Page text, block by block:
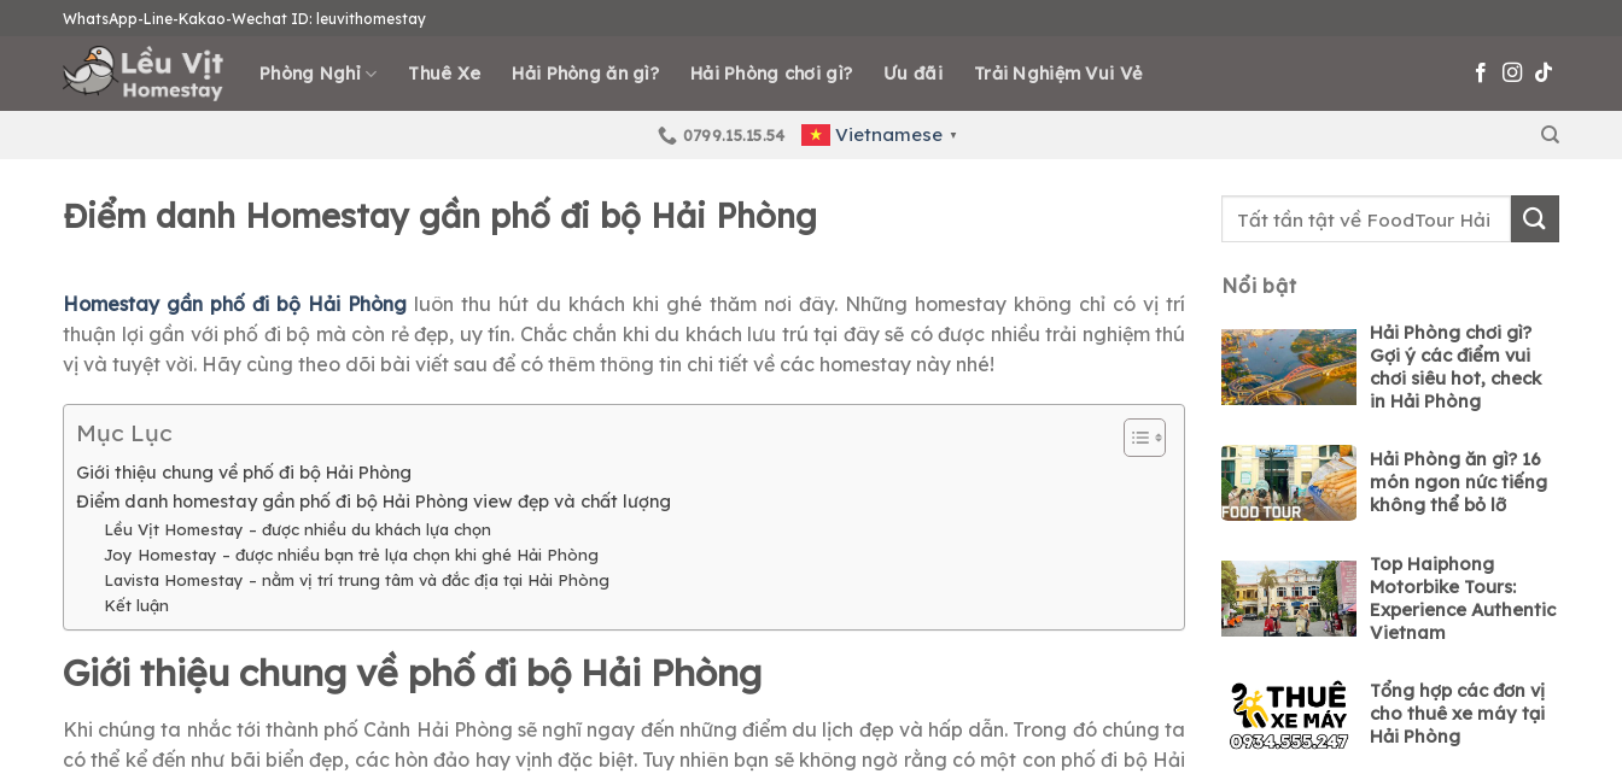
content
WhatsApp-Line-Kakao-Wechat ID: leuvithomestay
Phòng Nghỉ Thuê Xe Hải Phòng ăn gì? Hải Phòng chơi gì? Ưu đãi Trải Nghiệm Vui Vẻ
0799.15.15.54 Vietnamese ▼
Điểm danh Homestay gần phố đi bộ Hải Phòng
Homestay gần phố đi bộ Hải Phòng luôn thu hút du khách khi ghé thăm nơi đây. Những homestay không chỉ có vị trí
thuận lợi gần với phố đi bộ mà còn rẻ đẹp, uy tín. Chắc chắn khi du khách lưu trú tại đây sẽ có được nhiều trải nghiệm thú
vị và tuyệt vời. Hãy cùng theo dõi bài viết sau để có thêm thông tin chi tiết về các homestay này nhé!
Mục Lục
Giới thiệu chung về phố đi bộ Hải Phòng
Điểm danh homestay gần phố đi bộ Hải Phòng view đẹp và chất lượng
Lều Vịt Homestay – được nhiều du khách lựa chọn
Joy Homestay – được nhiều bạn trẻ lựa chọn khi ghé Hải Phòng
Lavista Homestay – nằm vị trí trung tâm và đắc địa tại Hải Phòng
Kết luận
Giới thiệu chung về phố đi bộ Hải Phòng
Khi chúng ta nhắc tới thành phố Cảnh Hải Phòng sẽ nghĩ ngay đến những điểm du lịch đẹp và hấp dẫn. Trong đó chúng ta
có thể kể đến như bãi biển đẹp, các hòn đảo hay vịnh đặc biệt. Tuy nhiên bạn sẽ không ngờ rằng có một con phố đi bộ Hải
Nổi bật
Hải Phòng chơi gì?
Gợi ý các điểm vui
chơi siêu hot, check
in Hải Phòng
Hải Phòng ăn gì? 16
món ngon nức tiếng
không thể bỏ lỡ
Top Haiphong
Motorbike Tours:
Experience Authentic
Vietnam
Tổng hợp các đơn vị
cho thuê xe máy tại
Hải Phòng